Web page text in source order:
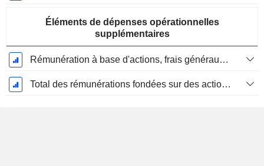
Éléments de dépenses opérationnelles
supplémentaires
Rémunération à base d'actions, frais généraux et administratifs (total)
Total des rémunérations fondées sur des actions